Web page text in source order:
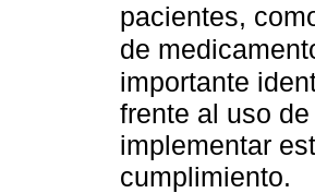
pacientes,
de
importante
frente al uso
implementar
cumplimiento.